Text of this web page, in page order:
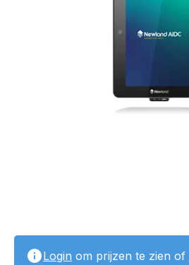
Login om prijzen te zien of